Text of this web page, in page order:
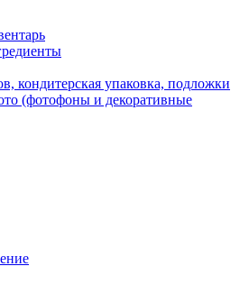
кондитерская упаковка, подложки
(фотофоны и декоративные